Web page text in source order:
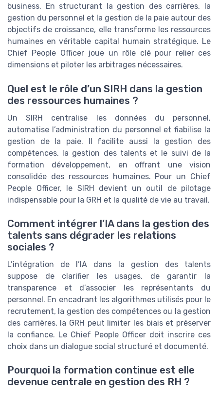
business. En structurant la gestion des carrières, la
gestion du personnel et la gestion de la paie autour des
objectifs de croissance, elle transforme les ressources
humaines en véritable capital humain stratégique. Le
Chief People Officer joue un rôle clé pour relier ces
dimensions et piloter les arbitrages nécessaires.
Quel est le rôle d’un SIRH dans la gestion
des ressources humaines ?
Un SIRH centralise les données du personnel,
automatise l’administration du personnel et fiabilise la
gestion de la paie. Il facilite aussi la gestion des
compétences, la gestion des talents et le suivi de la
formation développement, en offrant une vision
consolidée des ressources humaines. Pour un Chief
People Officer, le SIRH devient un outil de pilotage
indispensable pour la GRH et la qualité de vie au travail.
Comment intégrer l’IA dans la gestion des
talents sans dégrader les relations
sociales ?
L’intégration de l’IA dans la gestion des talents
suppose de clarifier les usages, de garantir la
transparence et d’associer les représentants du
personnel. En encadrant les algorithmes utilisés pour le
recrutement, la gestion des compétences ou la gestion
des carrières, la GRH peut limiter les biais et préserver
la confiance. Le Chief People Officer doit inscrire ces
choix dans un dialogue social structuré et documenté.
Pourquoi la formation continue est elle
devenue centrale en gestion des RH ?